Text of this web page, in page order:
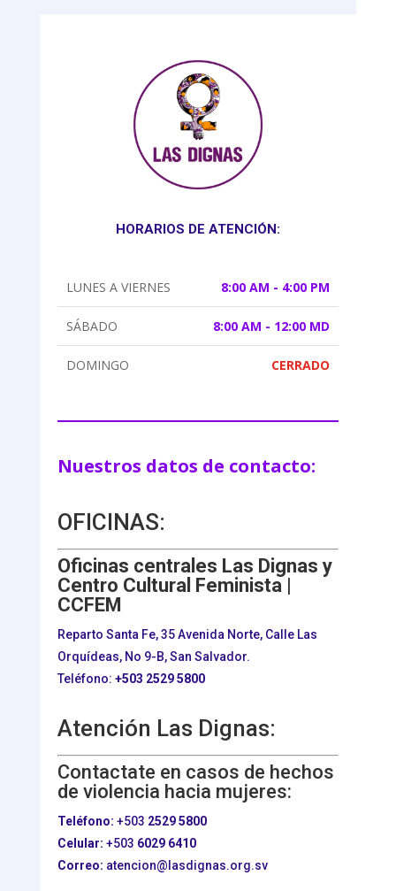
HORARIOS DE ATENCIÓN:
LUNES A VIERNES 8:00 AM - 4:00 PM
SÁBADO 8:00 AM - 12:00 MD
DOMINGO CERRADO
Nuestros datos de contacto:
OFICINAS:
Oficinas centrales Las Dignas y
Centro Cultural Feminista |
CCFEM
Reparto Santa Fe, 35 Avenida Norte, Calle Las
Orquídeas, No 9-B, San Salvador.
Teléfono: +503 2529 5800
Atención Las Dignas:
Contactate en casos de hechos
de violencia hacia mujeres:
Teléfono: +503 2529 5800
Celular: +503 6029 6410
Correo: atencion@lasdignas.org.sv